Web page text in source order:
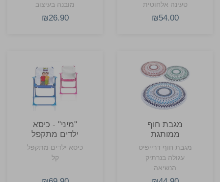
טעינה אלחוטית
ושעון דיגיטלי
₪54.00
מובנה בעיצוב
אלגנטי.
₪26.90
מגבת חוף
ממותגת
מעוצבת בתיק
נשיאה
מגבת חוף דרייפיט
עגולה בנרתיק
הנשיאה
"מיני" - כיסא
ילדים מתקפל
כיסא ילדים מתקפל
קל